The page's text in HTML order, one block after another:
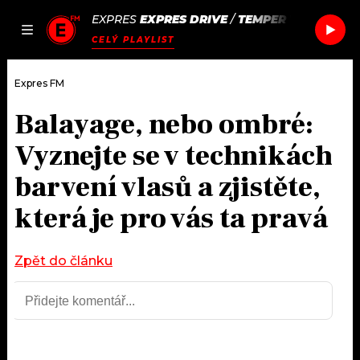
JAK
SEZNAM.CZ
EXPRES EXPRES DRIVE/TEMPER TRAP
CELÝ PLAYLIST
DOMŮ
AKTUÁLNĚ
HUDBA
PODCASTY
JAK NALADIT
RÁDIO
Expres FM
Balayage, nebo ombré:
Vyznejte se v technikách
barvení vlasů a zjistěte,
která je pro vás ta pravá
Zpět do článku